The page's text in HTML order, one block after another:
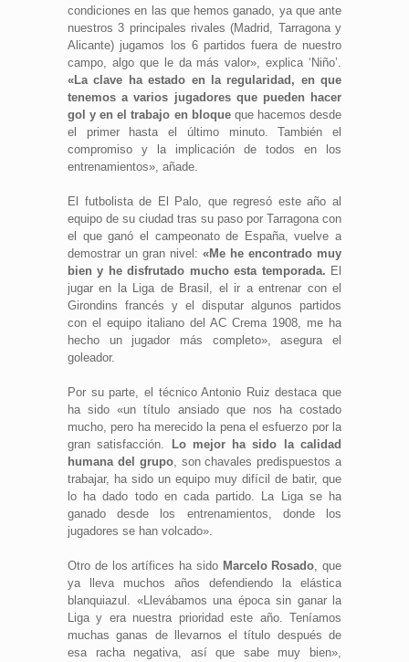
condiciones en las que hemos ganado, ya que ante
nuestros 3 principales rivales (Madrid, Tarragona y
Alicante) jugamos los 6 partidos fuera de nuestro
campo, algo que le da más valor», explica ‘Niño’.
«La clave ha estado en la regularidad, en que
tenemos a varios jugadores que pueden hacer
gol y en el trabajo en bloqueque hacemos desde
el primer hasta el último minuto. También el
compromiso y la implicación de todos en los
entrenamientos», añade.
El futbolista de El Palo, que regresó este año al
equipo de su ciudad tras su paso por Tarragona con
el que ganó el campeonato de España, vuelve a
demostrar un gran nivel: «Me he encontrado muy
bien y he disfrutado mucho esta temporada. El
jugar en la Liga de Brasil, el ir a entrenar con el
Girondins francés y el disputar algunos partidos
con el equipo italiano del AC Crema 1908, me ha
hecho un jugador más completo», asegura el
goleador.
Por su parte, el técnico Antonio Ruiz destaca que
ha sido «un título ansiado que nos ha costado
mucho, pero ha merecido la pena el esfuerzo por la
gran satisfacción.
Lo mejor ha sido la calidad
humana del grupo, son chavales predispuestos a
trabajar, ha sido un equipo muy difícil de batir, que
lo ha dado todo en cada partido. La Liga se ha
ganado desde los entrenamientos, donde los
jugadores se han volcado».
Otro de los artífices ha sido Marcelo Rosado, que
ya lleva muchos años defendiendo la elástica
blanquiazul. «Llevábamos una época sin ganar la
Liga y era nuestra prioridad este año. Teníamos
muchas ganas de llevarnos el título después de
esa racha negativa, así que sabe muy bien»,